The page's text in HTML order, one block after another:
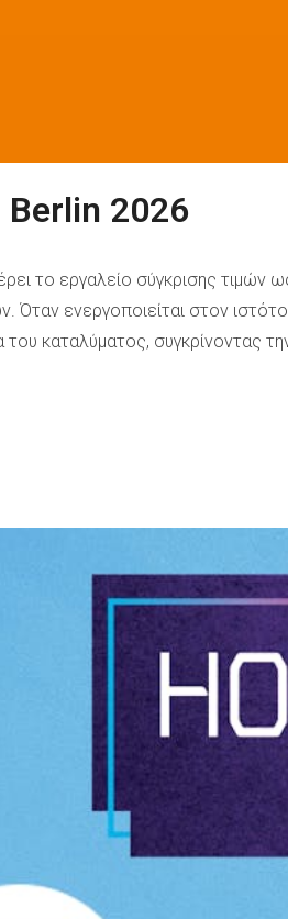
Berlin 2026
το εργαλείο σύγκρισης τιμών
Όταν ενεργοποιείται στον
του καταλύματος, συγκρίνοντας